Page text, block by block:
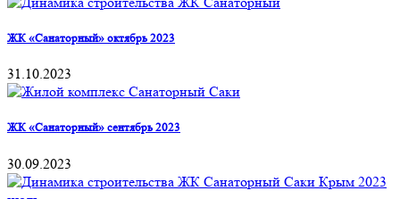
ЖК «Санаторный» октябрь 2023
31.10.2023
ЖК «Санаторный» сентябрь 2023
30.09.2023